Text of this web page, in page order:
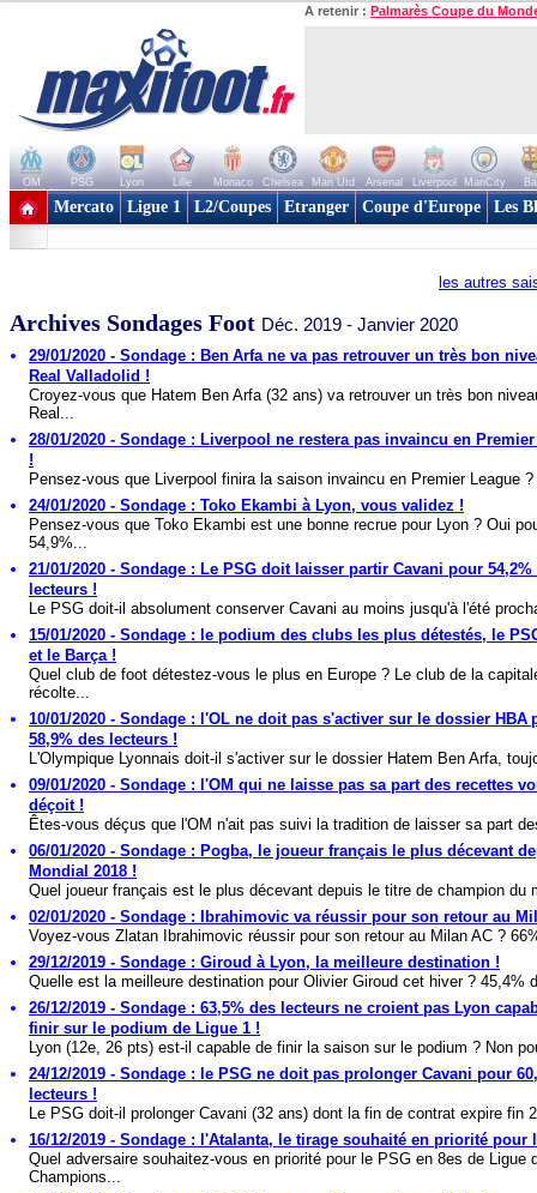
A retenir : Palmarès Coupe du
OM PSG Lyon Lille Monaco Chelsea Man Utd Arsenal Liverpool ManCity
+ de clubs
Mercato Ligue 1 L2/Coupes Etranger Coupe d'Europe Les
les autres
Archives Sondages Foot Déc. 2019 - Janvier 2020
29/01/2020 - Sondage : Ben Arfa ne va pas retrouver un très bon
Real Valladolid !
Croyez-vous que Hatem Ben Arfa (32 ans) va retrouver un très bon
Real...
28/01/2020 - Sondage : Liverpool ne restera pas invaincu en
!
Pensez-vous que Liverpool finira la saison invaincu en Premier League
24/01/2020 - Sondage : Toko Ekambi à Lyon, vous validez !
Pensez-vous que Toko Ekambi est une bonne recrue pour Lyon ? Oui
54,9%...
21/01/2020 - Sondage : Le PSG doit laisser partir Cavani pour 54,2%
lecteurs !
Le PSG doit-il absolument conserver Cavani au moins jusqu'à l'été
15/01/2020 - Sondage : le podium des clubs les plus détestés, le
et le Barça !
Quel club de foot détestez-vous le plus en Europe ? Le club de la
récolte...
10/01/2020 - Sondage : l'OL ne doit pas s'activer sur le dossier HBA
58,9% des lecteurs !
L'Olympique Lyonnais doit-il s'activer sur le dossier Hatem Ben Arfa,
09/01/2020 - Sondage : l'OM qui ne laisse pas sa part des recettes
déçoit !
Êtes-vous déçus que l'OM n'ait pas suivi la tradition de laisser sa part
06/01/2020 - Sondage : Pogba, le joueur français le plus décevant
Mondial 2018 !
Quel joueur français est le plus décevant depuis le titre de champion du
02/01/2020 - Sondage : Ibrahimovic va réussir pour son retour au
Voyez-vous Zlatan Ibrahimovic réussir pour son retour au Milan AC ?
29/12/2019 - Sondage : Giroud à Lyon, la meilleure destination !
Quelle est la meilleure destination pour Olivier Giroud cet hiver ? 45,4%
26/12/2019 - Sondage : 63,5% des lecteurs ne croient pas Lyon
finir sur le podium de Ligue 1 !
Lyon (12e, 26 pts) est-il capable de finir la saison sur le podium ? Non
24/12/2019 - Sondage : le PSG ne doit pas prolonger Cavani pour
lecteurs !
Le PSG doit-il prolonger Cavani (32 ans) dont la fin de contrat expire fin
16/12/2019 - Sondage : l'Atalanta, le tirage souhaité en priorité pour
Quel adversaire souhaitez-vous en priorité pour le PSG en 8es de Ligue
Champions...